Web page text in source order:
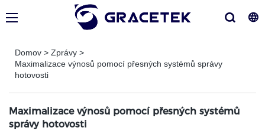
Domov > Zprávy >
Maximalizace výnosů pomocí přesných systémů správy
hotovosti
Maximalizace výnosů pomocí přesných systémů
správy hotovosti